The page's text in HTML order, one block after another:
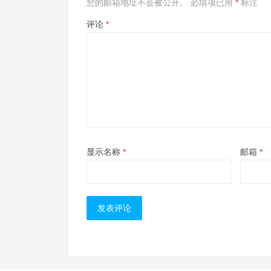
您的邮箱地址不会被公开。 必填项已用 * 标注
评论 *
显示名称 * 邮箱 *